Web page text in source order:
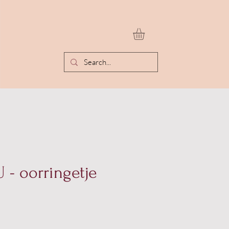
- oorringetje